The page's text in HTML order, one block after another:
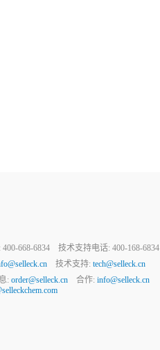
668-6834 技术支持电话: 400-168-6834
技术支持: tech@selleck.cn
: order@selleck.cn 合作: info@selleck.cn